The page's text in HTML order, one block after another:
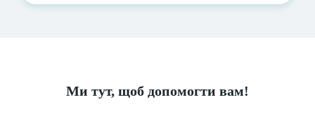
Ми тут, щоб допомогти вам!